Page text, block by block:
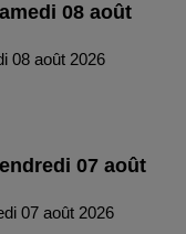
08 août
08 août 2026
07 août
07 août 2026